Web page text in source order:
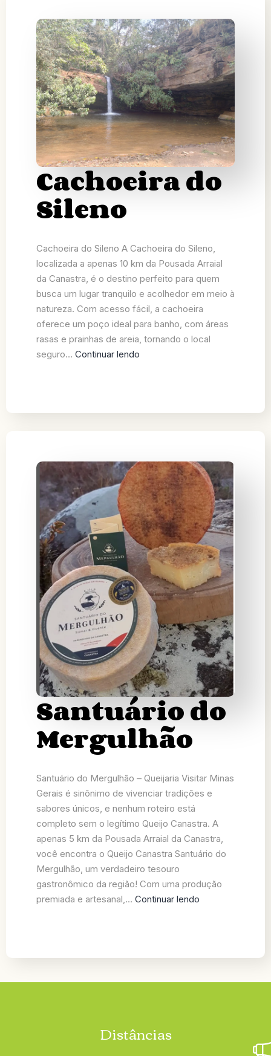
Cachoeira do
Sileno
Cachoeira do Sileno A Cachoeira do Sileno,
localizada a apenas 10 km da Pousada Arraial
da Canastra, é o destino perfeito para quem
busca um lugar tranquilo e acolhedor em meio à
natureza. Com acesso fácil, a cachoeira
oferece um poço ideal para banho, com áreas
rasas e prainhas de areia, tornando o local
seguro… Continuar lendo
Santuário do
Mergulhão
Santuário do Mergulhão – Queijaria Visitar Minas
Gerais é sinônimo de vivenciar tradições e
sabores únicos, e nenhum roteiro está
completo sem o legítimo Queijo Canastra. A
apenas 5 km da Pousada Arraial da Canastra,
você encontra o Queijo Canastra Santuário do
Mergulhão, um verdadeiro tesouro
gastronômico da região! Com uma produção
premiada e artesanal,… Continuar lendo
Distâncias